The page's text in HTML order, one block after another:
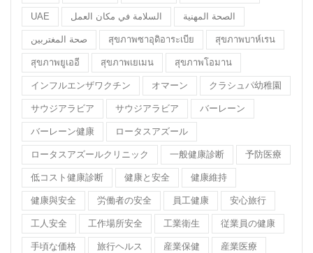
UAE السلامة في مكان العمل الصحة المهنية
صحة المغتربين สุขภาพซาอุดิอาระเบีย สุขภาพบาห์เรน
สุขภาพยูเออี สุขภาพเยเมน สุขภาพโอมาน
インフルエンザワクチン オマーン クラシュパ幼稚園
サウジアラビア サウジアラビア バーレーン
バーレーン健康 ロータスアズール
ロータスアズールクリニック 一般健康診断 予防医療
低コスト健康診断 健康と安全 健康維持
健康與安全 労働者の安全 員工健康 安心旅行
工人安全 工作場所安全 工業衛生 従業員の健康
手頃な価格 旅行ヘルス 産業保健 産業医療